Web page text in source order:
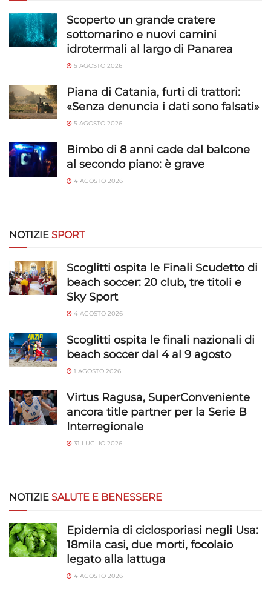
Scoperto un grande cratere
sottomarino e nuovi camini
idrotermali al largo di Panarea
5 AGOSTO 2026
Piana di Catania, furti di trattori:
«Senza denuncia i dati sono falsati»
5 AGOSTO 2026
Bimbo di 8 anni cade dal balcone
al secondo piano: è grave
4 AGOSTO 2026
NOTIZIE SPORT
Scoglitti ospita le Finali Scudetto di
beach soccer: 20 club, tre titoli e
Sky Sport
4 AGOSTO 2026
Scoglitti ospita le finali nazionali di
beach soccer dal 4 al 9 agosto
1 AGOSTO 2026
Virtus Ragusa, SuperConveniente
ancora title partner per la Serie B
Interregionale
31 LUGLIO 2026
NOTIZIE SALUTE E BENESSERE
Epidemia di ciclosporiasi negli Usa:
18mila casi, due morti, focolaio
legato alla lattuga
4 AGOSTO 2026